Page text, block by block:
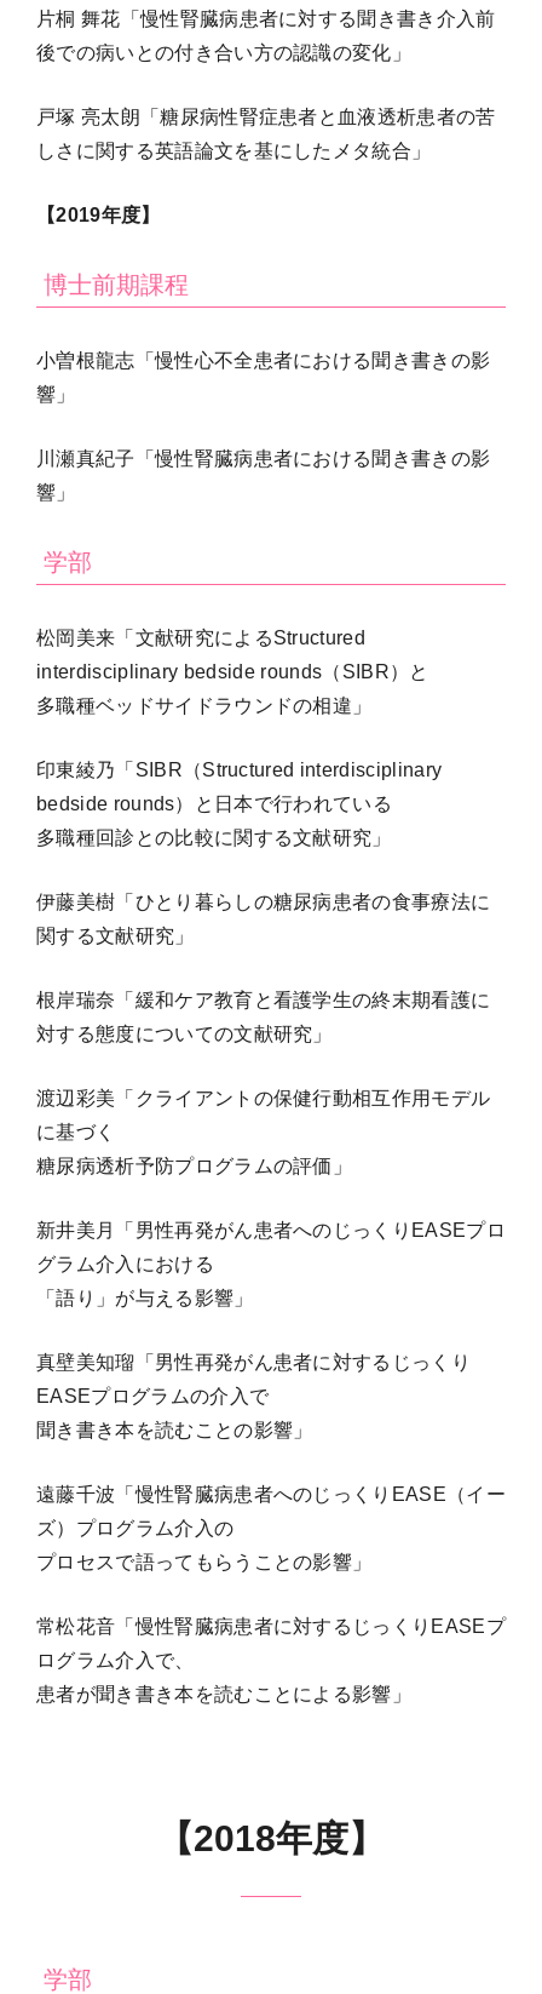
片桐 舞花「慢性腎臓病患者に対する聞き書き介入前
後での病いとの付き合い方の認識の変化」
戸塚 亮太朗「糖尿病性腎症患者と血液透析患者の苦
しさに関する英語論文を基にしたメタ統合」
【2019年度】
博士前期課程
小曽根龍志「慢性心不全患者における聞き書きの影
響」
川瀬真紀子「慢性腎臓病患者における聞き書きの影
響」
学部
松岡美来「文献研究によるStructured
interdisciplinary bedside rounds（SIBR）と
多職種ベッドサイドラウンドの相違」
印東綾乃「SIBR（Structured interdisciplinary
bedside rounds）と日本で行われている
多職種回診との比較に関する文献研究」
伊藤美樹「ひとり暮らしの糖尿病患者の食事療法に
関する文献研究」
根岸瑞奈「緩和ケア教育と看護学生の終末期看護に
対する態度についての文献研究」
渡辺彩美「クライアントの保健行動相互作用モデル
に基づく
糖尿病透析予防プログラムの評価」
新井美月「男性再発がん患者へのじっくりEASEプロ
グラム介入における
「語り」が与える影響」
真壁美知瑠「男性再発がん患者に対するじっくり
EASEプログラムの介入で
聞き書き本を読むことの影響」
遠藤千波「慢性腎臓病患者へのじっくりEASE（イー
ズ）プログラム介入の
プロセスで語ってもらうことの影響」
常松花音「慢性腎臓病患者に対するじっくりEASEプ
ログラム介入で、
患者が聞き書き本を読むことによる影響」
【2018年度】
学部